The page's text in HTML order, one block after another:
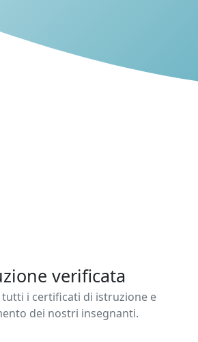
verificata
i certificati di istruzione e
dei nostri insegnanti.